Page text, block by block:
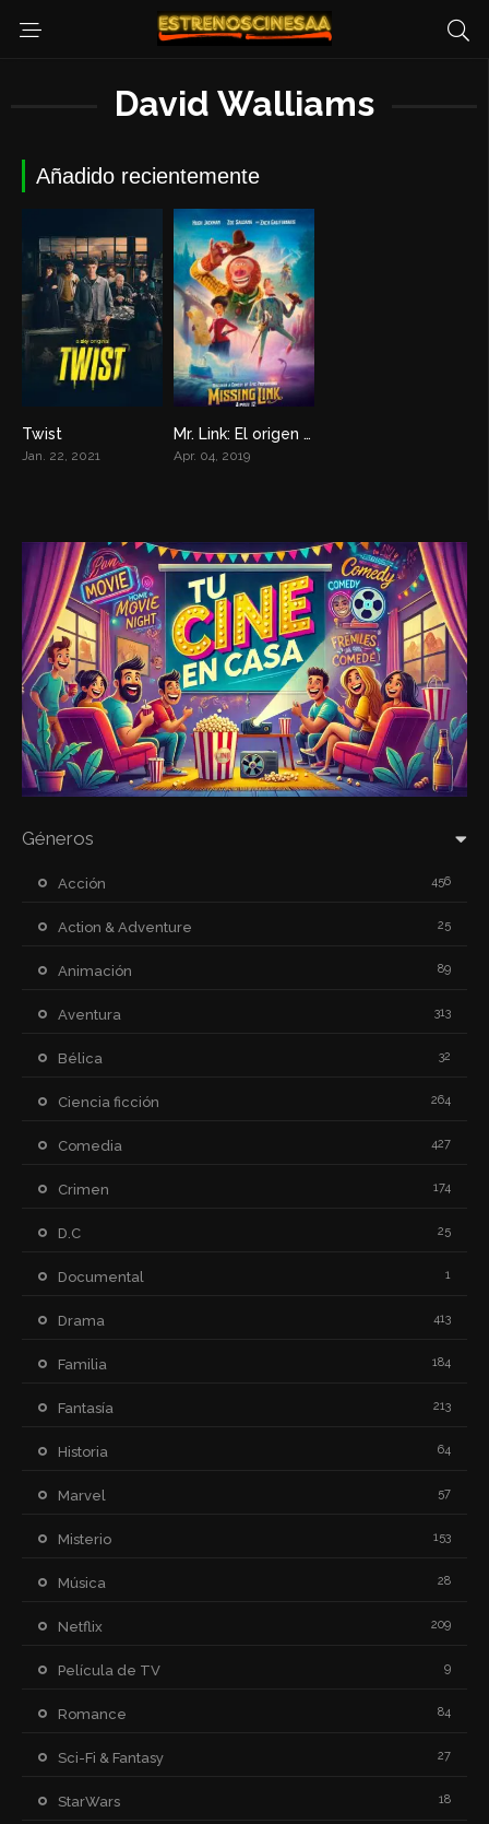
David Walliams
Añadido recientemente
Twist
Jan. 22, 2021
6.7Mr. Link: El origen perdido
Apr. 04, 2019
Géneros
Acción 456
Action & Adventure 25
Animación 89
Aventura 313
Bélica 32
Ciencia ficción 264
Comedia 427
Crimen 174
D.C 25
Documental 1
Drama 413
Familia 184
Fantasía 213
Historia 64
Marvel 57
Misterio 153
Música 28
Netflix 209
Película de TV 9
Romance 84
Sci-Fi & Fantasy 27
StarWars 18